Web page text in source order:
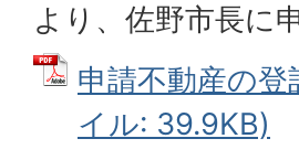
より、佐野市長に
申請不動産の
イル: 39.9KB)